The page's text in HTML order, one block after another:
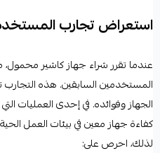
استعراض تجارب
عندما تقرر شراء جهاز كاشير
المستخدمين السابقين. هذه
الجهاز وفوائده. في إحدى العمليات
كفاءة جهاز معين في بيئات العمل
لذلك، احرص على: